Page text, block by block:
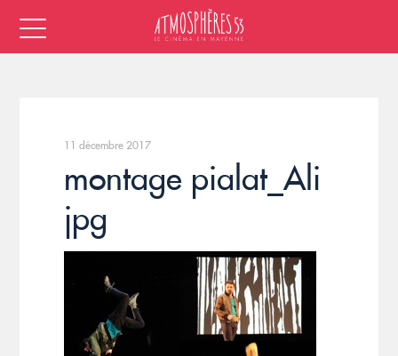
11 décembre 2017
montage pialat_Ali
jpg